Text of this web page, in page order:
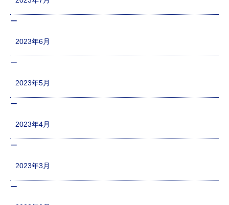
2023年6月
2023年5月
2023年4月
2023年3月